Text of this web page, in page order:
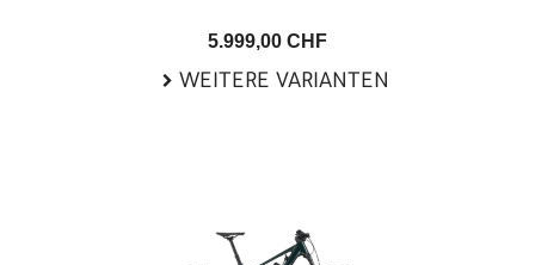
5.999,00 CHF
WEITERE VARIANTEN